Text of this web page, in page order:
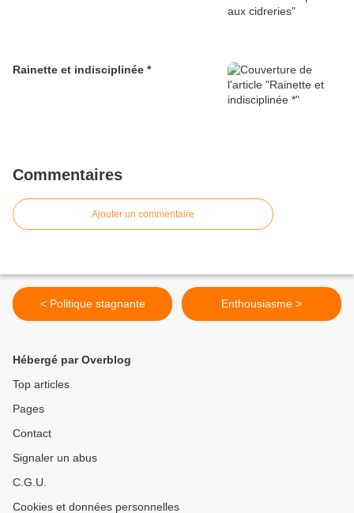
Rainette et indisciplinée *
Commentaires
Ajouter un commentaire
< Politique stagnante Enthousiasme >
Hébergé par Overblog
Top articles
Pages
Contact
Signaler un abus
C.G.U.
Cookies et données personnelles